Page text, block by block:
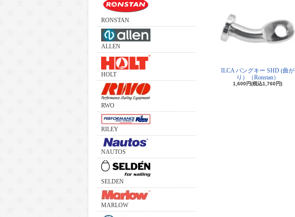
RONSTAN
ALLEN
HOLT
RWO
RILEY
NAUTOS
SELDEN
MARLOW
ILCA バングキー SHD (曲が
り）（Ronstan）
1,600円(税込1,760円)